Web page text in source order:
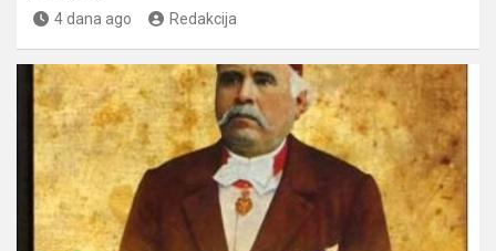
4 dana ago Redakcija